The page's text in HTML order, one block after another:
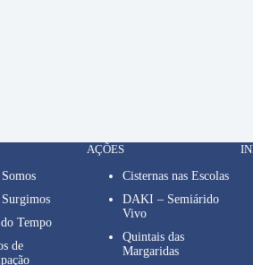
Tempo
de
AÇÕES
Cisternas nas Escolas
DAKI – Semiárido
Vivo
Quintais das
Margaridas